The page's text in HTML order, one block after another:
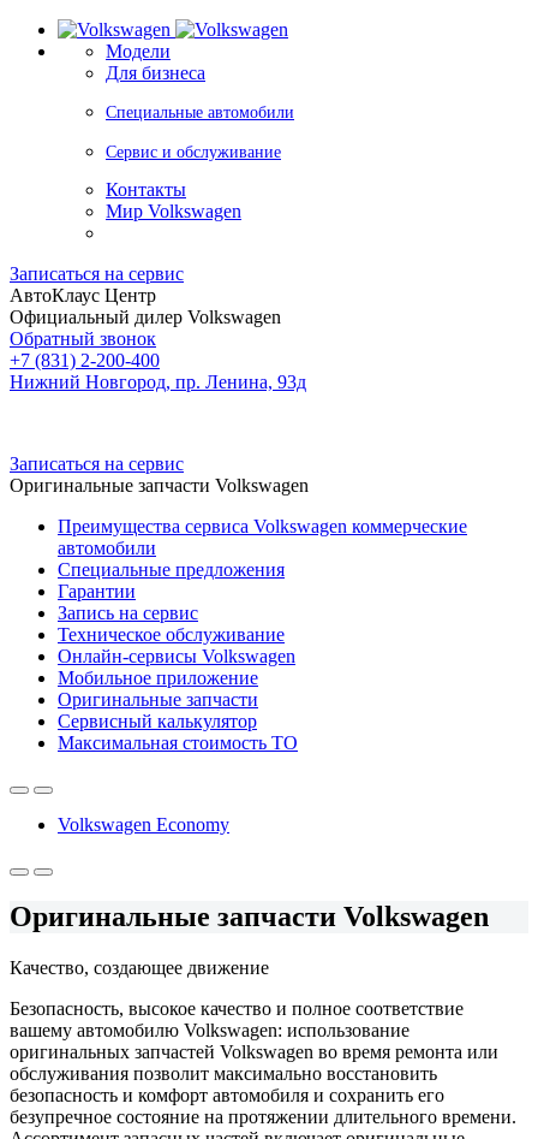
Модели
Для бизнеса
Специальные автомобили
Сервис и обслуживание
Контакты
Мир Volkswagen
Записаться на сервис
АвтоКлаус Центр
Официальный дилер Volkswagen
Обратный звонок
+7 (831) 2-200-400
Нижний Новгород, пр. Ленина, 93д
Записаться на сервис
Оригинальные запчасти Volkswagen
Преимущества сервиса Volkswagen коммерческие
автомобили
Специальные предложения
Гарантии
Запись на сервис
Техническое обслуживание
Онлайн-сервисы Volkswagen
Мобильное приложение
Оригинальные запчасти
Сервисный калькулятор
Максимальная стоимость ТО
Volkswagen Economy
Оригинальные запчасти Volkswagen
Качество, создающее движение
Безопасность, высокое качество и полное соответствие
вашему автомобилю Volkswagen: использование
оригинальных запчастей Volkswagen во время ремонта или
обслуживания позволит максимально восстановить
безопасность и комфорт автомобиля и сохранить его
безупречное состояние на протяжении длительного времени.